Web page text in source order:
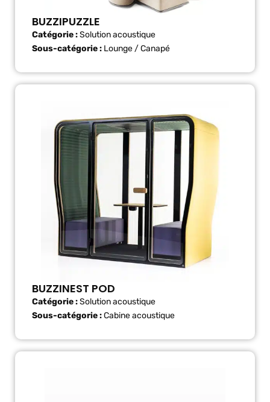
BUZZIPUZZLE
Catégorie :Solution acoustique
Sous-catégorie : Lounge / Canapé
BUZZINEST POD
Catégorie :Solution acoustique
Sous-catégorie :Cabine acoustique